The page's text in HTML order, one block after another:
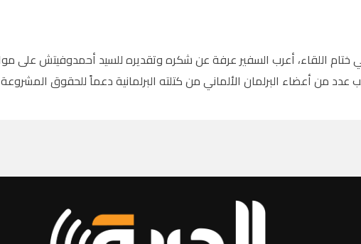
ختام اللقاء، أعرب السفير عرفة عن شكره وتقديره للسيد أحمدوفيتش على
عدد من أعضاء البرلمان الألماني من كتلته البرلمانية دعماً للحقوق